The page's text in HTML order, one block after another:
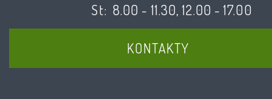
St: 8.00 - 11.30, 12.00 - 17.00
KONTAKTY